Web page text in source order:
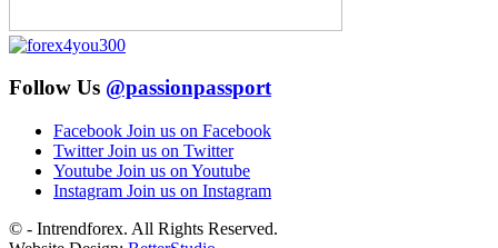
Follow Us @passionpassport
Facebook Join us on Facebook
Twitter Join us on Twitter
Youtube Join us on Youtube
Instagram Join us on Instagram
© - Intrendforex. All Rights Reserved.